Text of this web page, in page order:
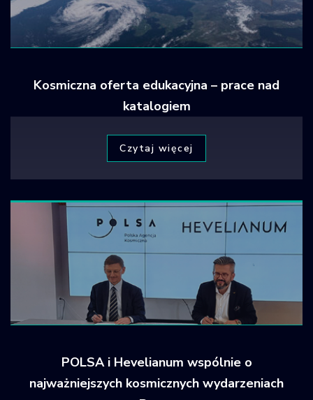
Kosmiczna oferta edukacyjna – prace nad
katalogiem
Czytaj więcej
POLSA i Hevelianum wspólnie o
najważniejszych kosmicznych wydarzeniach